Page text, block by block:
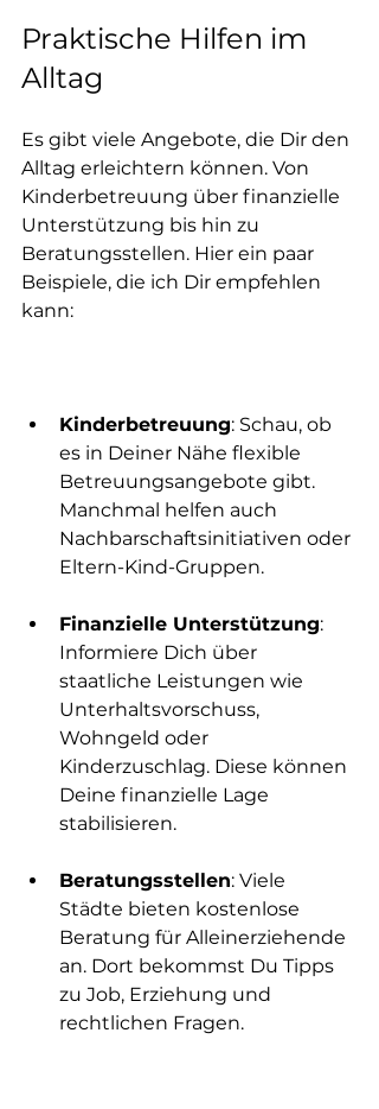
Praktische Hilfen im
Alltag
Es gibt viele Angebote, die Dir den
Alltag erleichtern können. Von
Kinderbetreuung über finanzielle
Unterstützung bis hin zu
Beratungsstellen. Hier ein paar
Beispiele, die ich Dir empfehlen
kann:
Kinderbetreuung: Schau, ob
es in Deiner Nähe flexible
Betreuungsangebote gibt.
Manchmal helfen auch
Nachbarschaftsinitiativen oder
Eltern-Kind-Gruppen.
Finanzielle Unterstützung:
Informiere Dich über
staatliche Leistungen wie
Unterhaltsvorschuss,
Wohngeld oder
Kinderzuschlag. Diese können
Deine finanzielle Lage
stabilisieren.
Beratungsstellen: Viele
Städte bieten kostenlose
Beratung für Alleinerziehende
an. Dort bekommst Du Tipps
zu Job, Erziehung und
rechtlichen Fragen.